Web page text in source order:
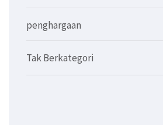
penghargaan
Tak Berkategori